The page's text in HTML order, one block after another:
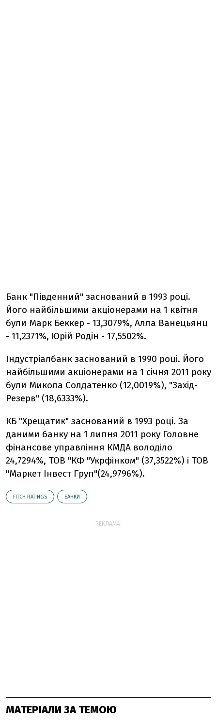
Банк "Південний" заснований в 1993 році.
Його найбільшими акціонерами на 1 квітня
були Марк Беккер - 13,3079%, Алла Ванецьянц
- 11,2371%, Юрій Родін - 17,5502%.
Індустріалбанк заснований в 1990 році. Його
найбільшими акціонерами на 1 січня 2011 року
були Микола Солдатенко (12,0019%), "Захід-
Резерв" (18,6333%).
КБ "Хрещатик" заснований в 1993 році. За
даними банку на 1 липня 2011 року Головне
фінансове управління КМДА володіло
24,7294%, ТОВ "КФ "Укрфінком" (37,3522%) і ТОВ
"Маркет Інвест Груп"(24,9796%).
FITCH RATINGS БАНКИ
РЕКЛАМА:
МАТЕРІАЛИ ЗА ТЕМОЮ